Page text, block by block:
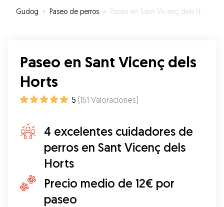
Gudog » Paseo de perros » Paseo en Sant Vicenç dels Horts
Paseo en Sant Vicenç dels
Horts
5 (151 Valoraciones)
4 excelentes cuidadores de
perros en Sant Vicenç dels
Horts
Precio medio de 12€ por
paseo